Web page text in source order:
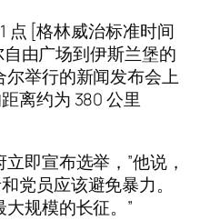
点 [格林威治标准时间
由广场到伊斯兰堡的
尔举行的新闻发布会上
离约为 380 公里
即宣布选举，”他说，
党员应该避免暴力。
规模的长征。”